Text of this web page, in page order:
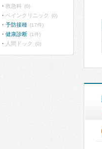
救急科 (0)
ペインクリニック (0)
予防接種 (17件)
健康診断 (1件)
人間ドック (0)